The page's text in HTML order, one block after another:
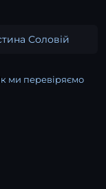
Соловій
ми перевіряємо